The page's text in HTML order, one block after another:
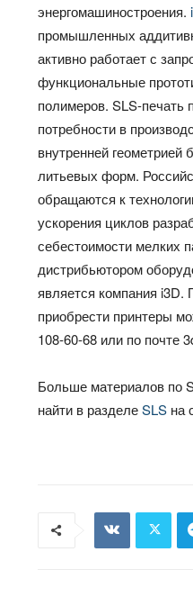
энергомашиностроения.
промышленных
активно работает с
функциональные
полимеров. SLS-печать
потребности в
внутренней геометрией
литьевых форм.
обращаются к
ускорения циклов
себестоимости мелких
дистрибьютором
является компания i3D.
приобрести принтеры
108-60-68 или по почте
Больше материалов по
найти в разделеSLS на